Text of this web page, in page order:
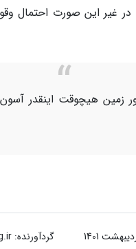
غیر این صورت احتمال
هیچوقت اینقدر آسون
گردآورنده: